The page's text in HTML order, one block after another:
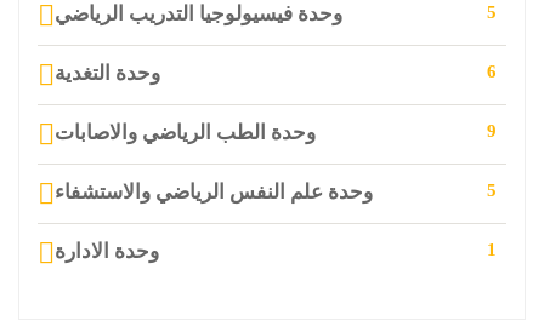
وحدة فيسيولوجيا التدريب الرياضي 5
وحدة التغدية 6
وحدة الطب الرياضي والاصابات 9
وحدة علم النفس الرياضي والاستشفاء 5
وحدة الادارة 1